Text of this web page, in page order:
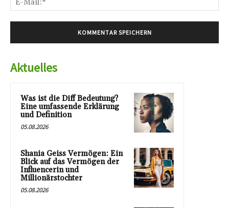
Aktuelles
Was ist die Diff Bedeutung?
Eine umfassende Erklärung
und Definition
05.08.2026
Shania Geiss Vermögen: Ein
Blick auf das Vermögen der
Influencerin und
Millionärstochter
05.08.2026